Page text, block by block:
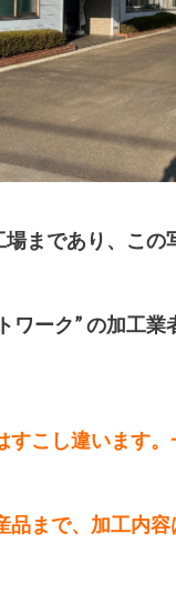
まであり、この
ワーク” の加工
すこし違います
品まで、加工内